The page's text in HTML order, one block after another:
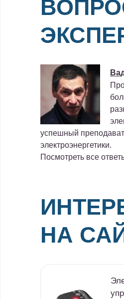
успешный
электроэнергетики.
Посмотреть все
НА